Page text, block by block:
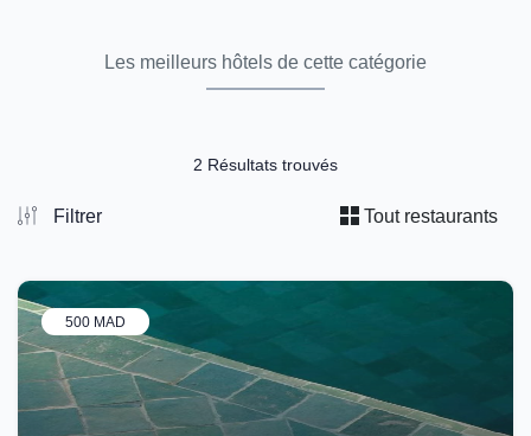
Les meilleurs hôtels de cette catégorie
2 Résultats trouvés
Filtrer Tout restaurants
500 MAD